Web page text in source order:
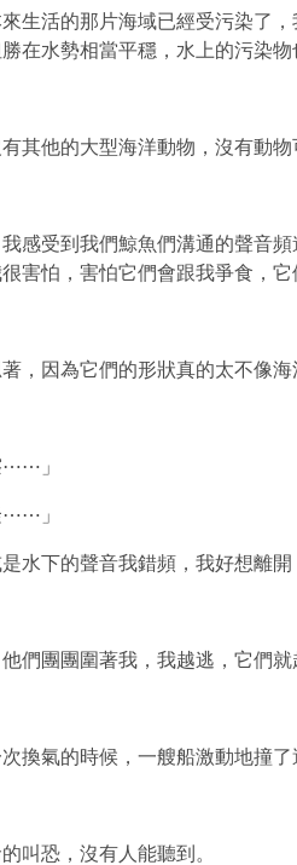
生活的那片海域已經受污染了，
在水勢相當平穩，水上的污染物
其他的大型海洋動物，沒有動物
感受到我們鯨魚們溝通的聲音頻
害怕，害怕它們會跟我爭食，它
，因為它們的形狀真的太不像海
⋯⋯」
⋯⋯」
水下的聲音我錯頻，我好想離開
們團團圍著我，我越逃，它們就
換氣的時候，一艘船激動地撞了
叫恐，沒有人能聽到。